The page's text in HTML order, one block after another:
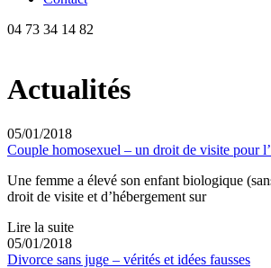
04 73 34 14 82
Actualités
05/01/2018
Couple homosexuel – un droit de visite pour
Une femme a élevé son enfant biologique
droit de visite et d’hébergement sur
Lire la suite
05/01/2018
Divorce sans juge – vérités et idées fausses